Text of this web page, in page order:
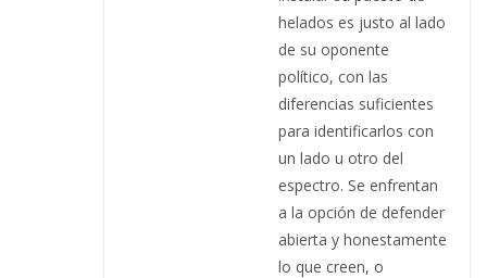
helados es justo al lado
de su oponente
político, con las
diferencias suficientes
para identificarlos con
un lado u otro del
espectro. Se enfrentan
a la opción de defender
abierta y honestamente
lo que creen, o